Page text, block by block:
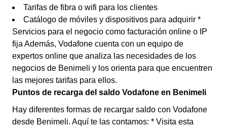
Tarifas de fibra o wifi para los clientes
Catálogo de móviles y dispositivos para adquirir *
Servicios para el negocio como facturación online o IP
fija Además, Vodafone cuenta con un equipo de
expertos online que analiza las necesidades de los
negocios de Benimeli y los orienta para que encuentren
las mejores tarifas para ellos.
Puntos de recarga del saldo Vodafone en Benimeli
Hay diferentes formas de recargar saldo con Vodafone
desde Benimeli. Aquí te las contamos: * Visita esta